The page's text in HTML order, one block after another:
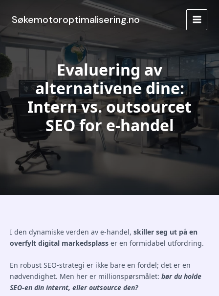
innholdet
Søkemotoroptimalisering.no
MAIN
Evaluering av
alternativene dine:
Intern vs. outsourcet
SEO for e-handel
I den dynamiske verden av e-handel, skiller seg ut på en
overfylt digital markedsplass er en formidabel utfordring.
En robust SEO-strategi er ikke bare en fordel; det er en
nødvendighet. Men her er millionspørsmålet: bør du holde
SEO-en din internt, eller outsource den?